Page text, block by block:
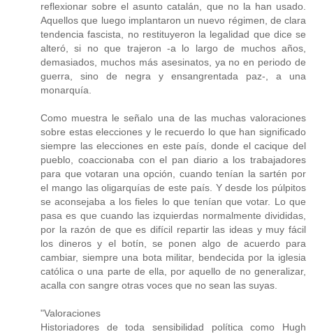
reflexionar sobre el asunto catalán, que no la han usado.
Aquellos que luego implantaron un nuevo régimen, de clara
tendencia fascista, no restituyeron la legalidad que dice se
alteró, si no que trajeron -a lo largo de muchos años,
demasiados, muchos más asesinatos, ya no en periodo de
guerra, sino de negra y ensangrentada paz-, a una
monarquía.
Como muestra le señalo una de las muchas valoraciones
sobre estas elecciones y le recuerdo lo que han significado
siempre las elecciones en este país, donde el cacique del
pueblo, coaccionaba con el pan diario a los trabajadores
para que votaran una opción, cuando tenían la sartén por
el mango las oligarquías de este país. Y desde los púlpitos
se aconsejaba a los fieles lo que tenían que votar. Lo que
pasa es que cuando las izquierdas normalmente divididas,
por la razón de que es difícil repartir las ideas y muy fácil
los dineros y el botín, se ponen algo de acuerdo para
cambiar, siempre una bota militar, bendecida por la iglesia
católica o una parte de ella, por aquello de no generalizar,
acalla con sangre otras voces que no sean las suyas.
"Valoraciones
Historiadores de toda sensibilidad política como Hugh